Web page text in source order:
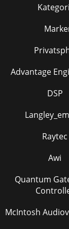
Advantage
DSP
Raytec
Awi
Quantum
McIntosh